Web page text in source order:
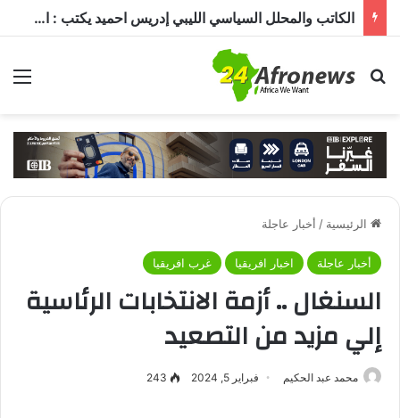
الكاتب والمحلل السياسي الليبي إدريس احميد يكتب : الكاميرون في ظل غياب بول بيا… قراءة في المشهد وأسباب الغياب ومآلات الأوضاع
بحث عن
الرئيسية / أخبار عاجلة
أخبار عاجلة اخبار افريقيا غرب افريقيا
السنغال .. أزمة الانتخابات الرئاسية
إلي مزيد من التصعيد
محمد عبد الحكيم فبراير 5, 2024 243